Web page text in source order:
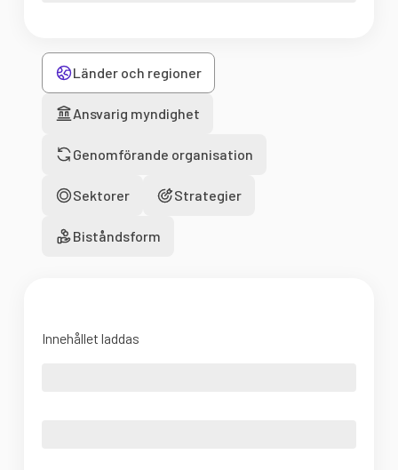
Länder och regioner
Ansvarig myndighet
Genomförande organisation
Sektorer Strategier
Biståndsform
Innehållet laddas